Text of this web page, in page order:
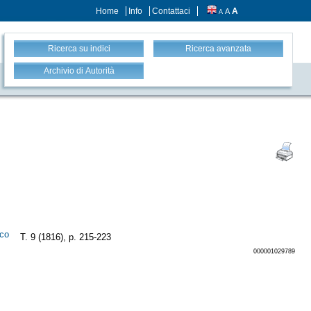
Home Info Contattaci A A A
Ricerca su indici Ricerca avanzata
Archivio di Autorità